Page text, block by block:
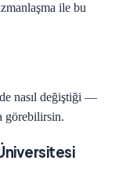
ile bu
nasıl değiştiği —
görebilirsin.